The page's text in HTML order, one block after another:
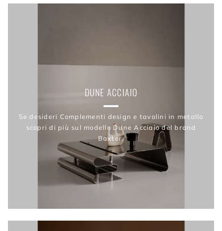
DUNE ACCIAIO
Se desideri Complementi design e tavolini in metallo
scopri di più sul modello Dune Acciaio del brand
Baxter.